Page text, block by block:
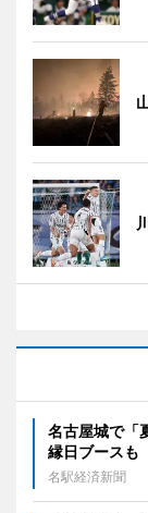
名古屋城で「
縁日ブースも
名駅経済新聞